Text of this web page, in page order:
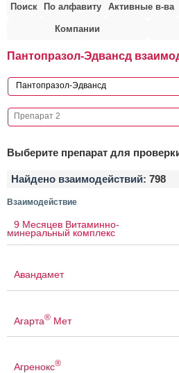
Поиск По алфавиту Активные в-ва
Компании
Пантопразол-Эдвансд
Выберите препарат для
Найдено взаимодействий: 798
Взаимодействие
9 Месяцев Витаминно-
минеральный комплекс
Авандамет
Агарта® Мет
Агренокс®